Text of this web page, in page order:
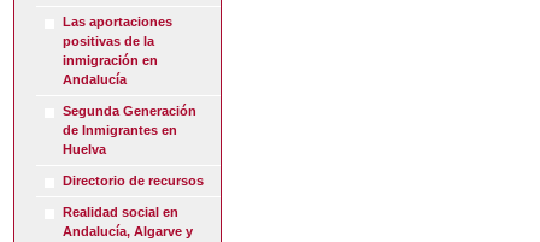
Las aportaciones
positivas de la
inmigración en
Andalucía
Segunda Generación
de Inmigrantes en
Huelva
Directorio de recursos
Realidad social en
Andalucía, Algarve y